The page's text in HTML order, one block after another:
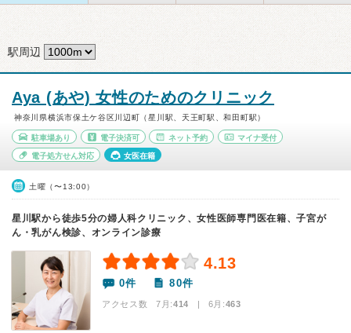
駅周辺
Aya (あや) 女性のためのクリニック
神奈川県横浜市保土ケ谷区川辺町（星川駅、天王町駅、和田町駅）
駐車場あり 電子決済可 ネット予約 マイナ受付
電子処方せん対応 女医在籍
土曜（〜13:00）
星川駅から徒歩5分の婦人科クリニック、女性医師専門医在籍、子宮が
ん・乳がん検診、オンライン診療
4.13
0件 80件
アクセス数 7月:414 | 6月:463